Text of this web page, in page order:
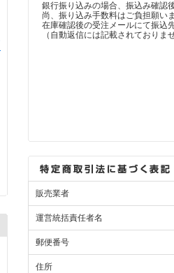
銀行振り込みの場合、振込み確認
尚、振り込み手数料はご負担願い
在庫確認後の受注メールにて振込
（自動返信には記載されておりま
販売業者
運営統括責任者名
郵便番号
住所